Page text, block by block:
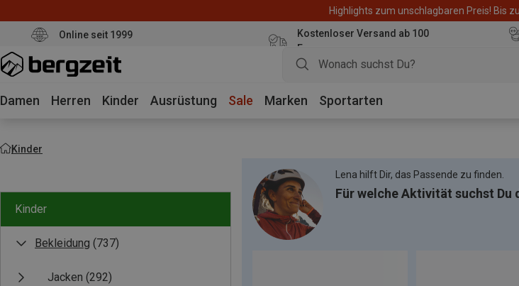
Highlights zum unschlagbaren Preis! Bis
Online seit 1999
Kostenloser Versand ab 100
Euro
Damen Herren Kinder Ausrüstung Sale Marken Sportarten
Kinder
Kinder
Bekleidung (737)
Jacken (292)
Lena hilft Dir, das Passende zu finden.
Für welche Aktivität suchst Du